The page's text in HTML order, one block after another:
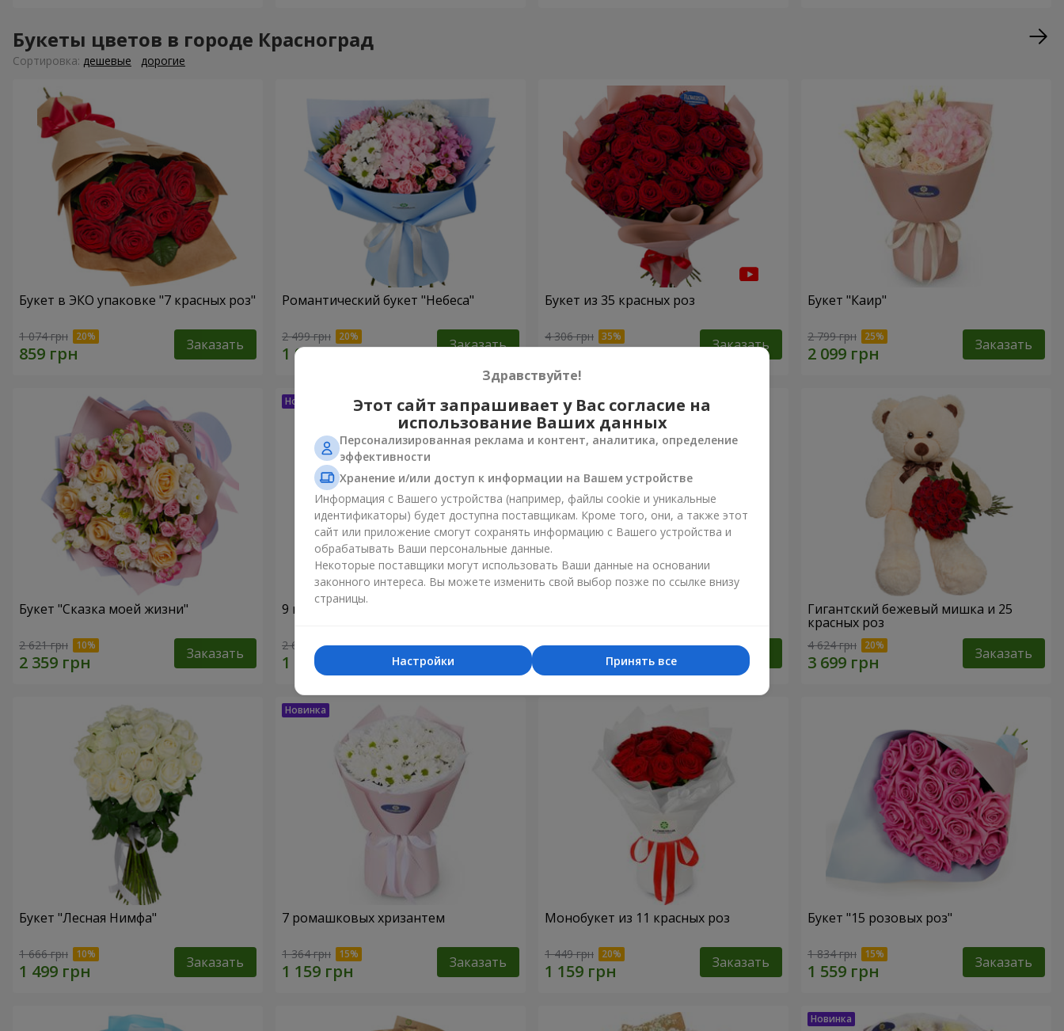
Букеты цветов в городе Красноград
Cортировка: дешевые дорогие
Букет в ЭКО упаковке "7 красных роз"
1 074 грн Заказать
Романтический букет "Небеса"
2 499 грн Заказать
Букет из 35 красных роз
4 306 грн Заказать
Букет "Каир"
2 799 грн Заказать
Букет "Сказка моей жизни"
2 621 грн Заказать
9 кустовых кремовых
2 612 грн 1 732 грн Заказать
Гигантский бежевый мишка и 25
красных роз
4 624 грн Заказать
Букет "Лесная Нимфа"
1 666 грн Заказать
7 ромашковых хризантем
1 364 грн Заказать
Монобукет из 11 красных роз
1 449 грн Заказать
Букет "15 розовых роз"
1 834 грн Заказать
Здравствуйте!
Этот сайт запрашивает у Вас согласие на
использование Ваших данных
Персонализированная реклама и контент, аналитика, определение
эффективности
Хранение и/или доступ к информации на Вашем устройстве
Информация с Вашего устройства (например, файлы cookie и уникальные
идентификаторы) будет доступна поставщикам. Кроме того, они, а также этот
сайт или приложение смогут сохранять информацию с Вашего устройства и
обрабатывать Ваши персональные данные.
Некоторые поставщики могут использовать Ваши данные на основании
законного интереса. Вы можете изменить свой выбор позже по ссылке внизу
страницы.
Принять все
Настройки